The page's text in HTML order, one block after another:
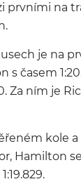
prvními na
je na
časem
Za ním je
kole a
Hamilton